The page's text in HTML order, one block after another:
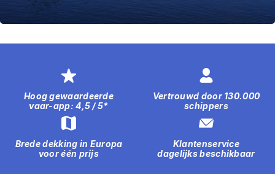
Hoog gewaardeerde
vaar-app: 4,5 / 5*
Vertrouwd door 130.000
schippers
Brede dekking in Europa
voor één prijs
Klantenservice
dagelijks beschikbaar